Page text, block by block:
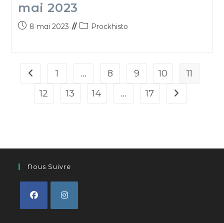
mai 2023
8 mai 2023 Prockhisto
1 … 8 9 10
11
12
13 14 … 17
Nous Suivre